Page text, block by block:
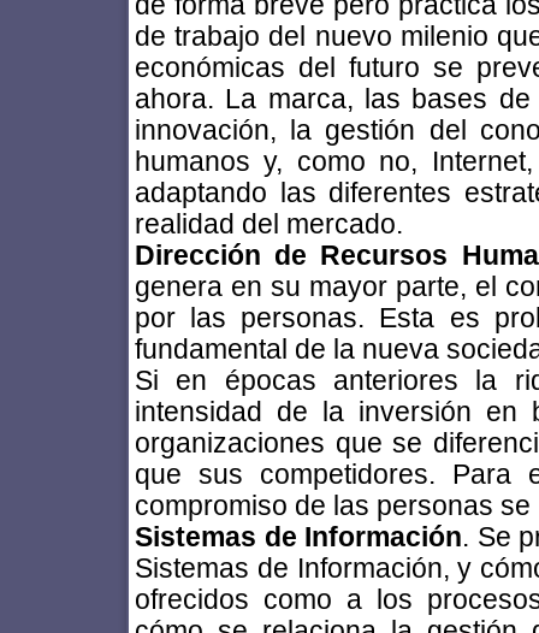
de trabajo del nuevo milenio
económicas del futuro se
ahora. La marca, las bases
innovación, la gestión del
humanos y, como no,
adaptando las diferentes
realidad del mercado.
Dirección de Recursos
genera en su mayor parte, el
por las personas. Esta es
fundamental de la nueva
Si en épocas anteriores la
intensidad de la inversión
organizaciones que se
que sus competidores.
compromiso de las personas
Sistemas de Información. Se
Sistemas de Información, y
ofrecidos como a los